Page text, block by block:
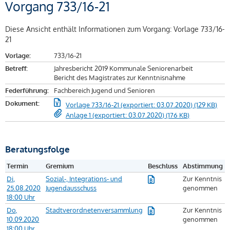
Vorgang 733/16-21
Diese Ansicht enthält Informationen zum Vorgang: Vorlage 733/16-
21
Vorlage:
733/16-21
Betreff:
Jahresbericht 2019 Kommunale Seniorenarbeit
Bericht des Magistrates zur Kenntnisnahme
Federführung:
Fachbereich Jugend und Senioren
Dokument:
Vorlage 733/16-21 (exportiert: 03.07.2020) (129 KB)
Anlage 1 (exportiert: 03.07.2020) (176 KB)
Beratungsfolge
Termin Gremium Beschluss
Abstimmung
Di,
25.08.2020
18:00 Uhr
Sozial-, Integrations- und
Jugendausschuss
Zur Kenntnis
genommen
Do,
10.09.2020
18:00 Uhr
Stadtverordnetenversammlung
Zur Kenntnis
genommen